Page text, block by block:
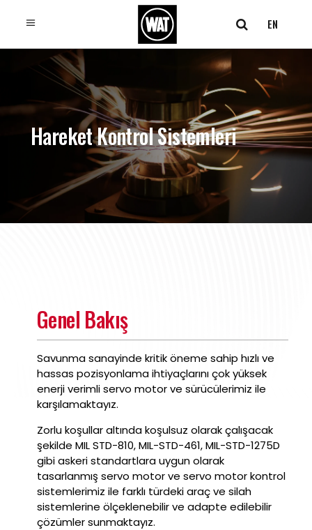
EN
Hareket Kontrol Sistemleri
Genel Bakış
Savunma sanayinde kritik öneme sahip hızlı ve
hassas pozisyonlama ihtiyaçlarını çok yüksek
enerji verimli servo motor ve sürücülerimiz ile
karşılamaktayız.
Zorlu koşullar altında koşulsuz olarak çalışacak
şekilde MIL STD-810, MIL-STD-461, MIL-STD-1275D
gibi askeri standartlara uygun olarak
tasarlanmış servo motor ve servo motor kontrol
sistemlerimiz ile farklı türdeki araç ve silah
sistemlerine ölçeklenebilir ve adapte edilebilir
çözümler sunmaktayız.